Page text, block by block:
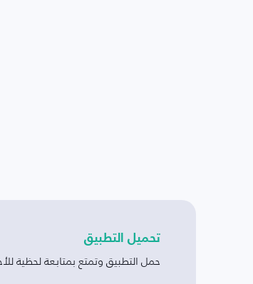
تحميل التطبيق
حمل التطبيق وتمتع بمتابعة لحظية